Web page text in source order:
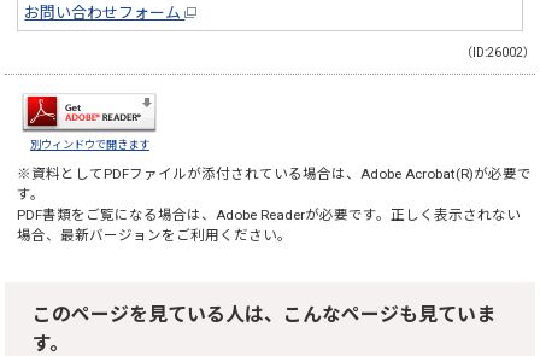
お問い合わせフォーム
（ID:26002）
別ウィンドウで開きます
※資料としてPDFファイルが添付されている場合は、Adobe Acrobat(R)が必要で
す。
PDF書類をご覧になる場合は、Adobe Readerが必要です。正しく表示されない
場合、最新バージョンをご利用ください。
このページを見ている人は、こんなページも見ていま
す。